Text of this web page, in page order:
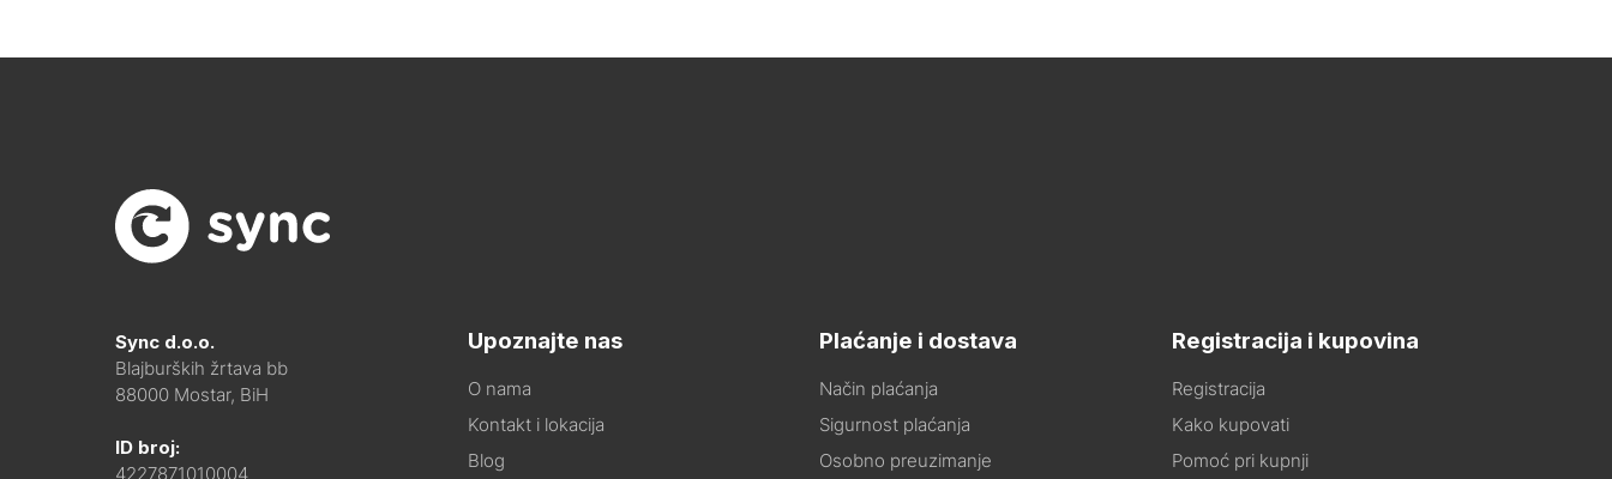
Sync d.o.o.
Blajburških žrtava bb
88000 Mostar, BiH
ID broj:
4227871010004
Upoznajte nas
O nama
Kontakt i lokacija
Blog
Plaćanje i dostava
Način plaćanja
Sigurnost plaćanja
Osobno preuzimanje
Registracija i kupovina
Registracija
Kako kupovati
Pomoć pri kupnji